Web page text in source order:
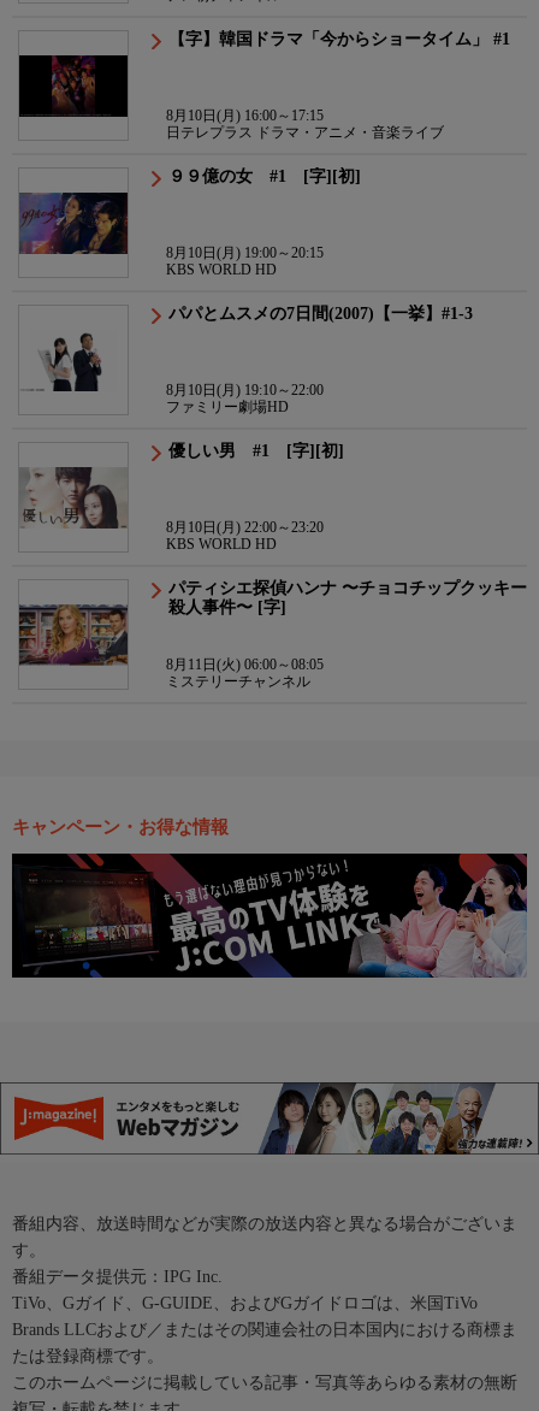
【字】韓国ドラマ「今からショータイム」 #1
8月10日(月) 16:00～17:15
日テレプラス ドラマ・アニメ・音楽ライブ
９９億の女 #1 [字][初]
8月10日(月) 19:00～20:15
KBS WORLD HD
パパとムスメの7日間(2007)【一挙】#1-3
8月10日(月) 19:10～22:00
ファミリー劇場HD
優しい男 #1 [字][初]
8月10日(月) 22:00～23:20
KBS WORLD HD
パティシエ探偵ハンナ 〜チョコチップクッキー
殺人事件〜 [字]
8月11日(火) 06:00～08:05
ミステリーチャンネル
キャンペーン・お得な情報
番組内容、放送時間などが実際の放送内容と異なる場合がございま
す。
番組データ提供元：IPG Inc.
TiVo、Gガイド、G-GUIDE、およびGガイドロゴは、米国TiVo
Brands LLCおよび／またはその関連会社の日本国内における商標ま
たは登録商標です。
このホームページに掲載している記事・写真等あらゆる素材の無断